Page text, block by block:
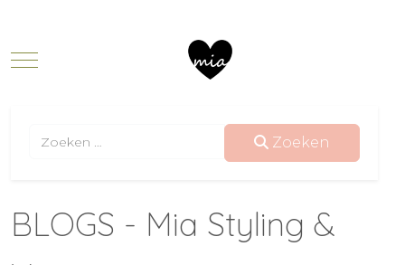
Mobile Menu Toggle
Zoeken
BLOGS - Mia Styling &